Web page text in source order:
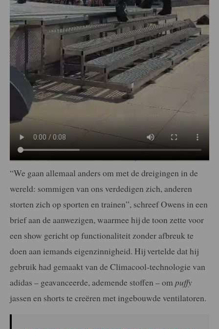
“We gaan allemaal anders om met de dreigingen in de
wereld: sommigen van ons verdedigen zich, anderen
storten zich op sporten en trainen”, schreef Owens in een
brief aan de aanwezigen, waarmee hij de toon zette voor
een show gericht op functionaliteit zonder afbreuk te
doen aan iemands eigenzinnigheid. Hij vertelde dat hij
gebruik had gemaakt van de Climacool-technologie van
adidas – geavanceerde, ademende stoffen – om puffy
jassen en shorts te creëren met ingebouwde ventilatoren.